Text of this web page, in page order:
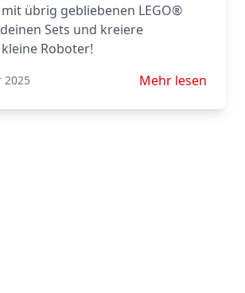
übrig gebliebenen LEGO®
Sets und kreiere
Roboter!
2025 Mehr lesen über
Mehr lesen